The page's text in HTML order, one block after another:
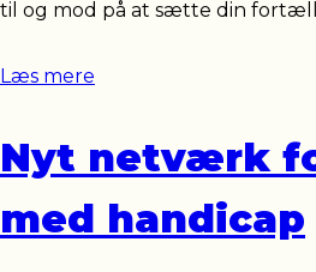
til og mod på at sætte din
Læs mere
Nyt netværk
med handicap